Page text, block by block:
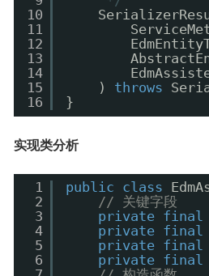
10
11
12
13
14
15
16
) throws
}
实现类分析
1
2
3
4
5
6
public class
// 关键字段
private final
private final
private final
private final